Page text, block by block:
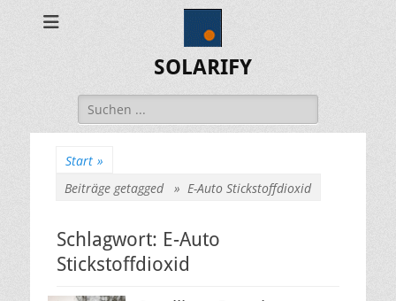
SOLARIFY
Suchen
nach:
Start »
Beiträge getagged » E-Auto Stickstoffdioxid
Schlagwort: E-Auto
Stickstoffdioxid